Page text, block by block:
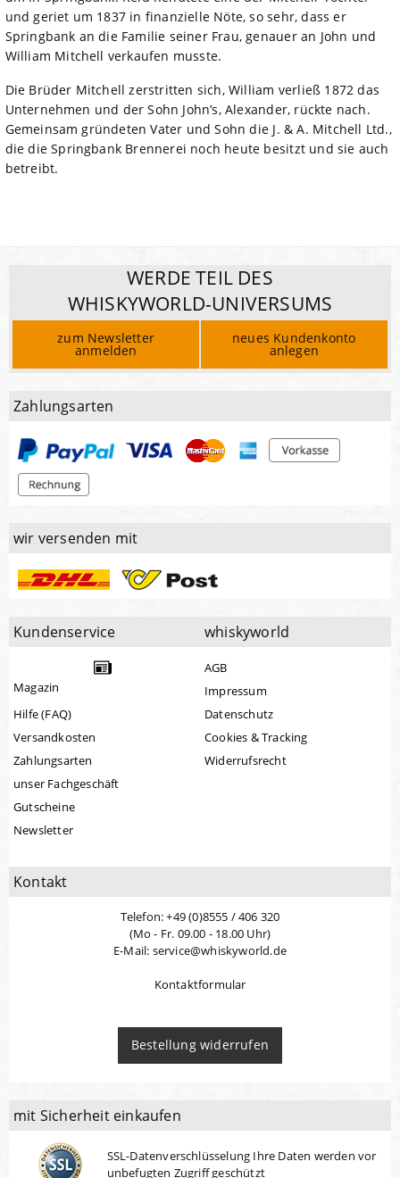
und geriet um 1837 in finanzielle Nöte, so sehr, dass er
Springbank an die Familie seiner Frau, genauer an John und
William Mitchell verkaufen musste.
Die Brüder Mitchell zerstritten sich, William verließ 1872 das
Unternehmen und der Sohn John’s, Alexander, rückte nach.
Gemeinsam gründeten Vater und Sohn die J. & A. Mitchell Ltd.,
die die Springbank Brennerei noch heute besitzt und sie auch
betreibt.
WERDE TEIL DES
WHISKYWORLD-UNIVERSUMS
zum Newsletter
anmelden
neues Kundenkonto
anlegen
Zahlungsarten
wir versenden mit
Kundenservice
Magazin
Hilfe (FAQ)
Versandkosten
Zahlungsarten
unser Fachgeschäft
Gutscheine
Newsletter
whiskyworld
AGB
Impressum
Datenschutz
Cookies & Tracking
Widerrufsrecht
Kontakt
Telefon: +49 (0)8555 / 406 320
(Mo - Fr. 09.00 - 18.00 Uhr)
E-Mail: service@whiskyworld.de
Kontaktformular
Bestellung widerrufen
mit Sicherheit einkaufen
SSL-Datenverschlüsselung Ihre Daten werden vor
unbefugten Zugriff geschützt